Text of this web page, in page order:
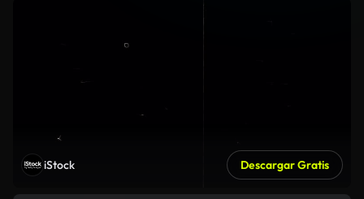
iStock Descargar Gratis